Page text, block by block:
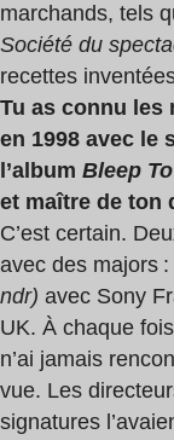
marchands, tels
Société du
recettes
Tu as connu les
en 1998 avec le
l’album Bleep
et maître de ton
C’est certain.
avec des majors
ndr) avec Sony
UK. À chaque
n’ai jamais
vue. Les
signatures